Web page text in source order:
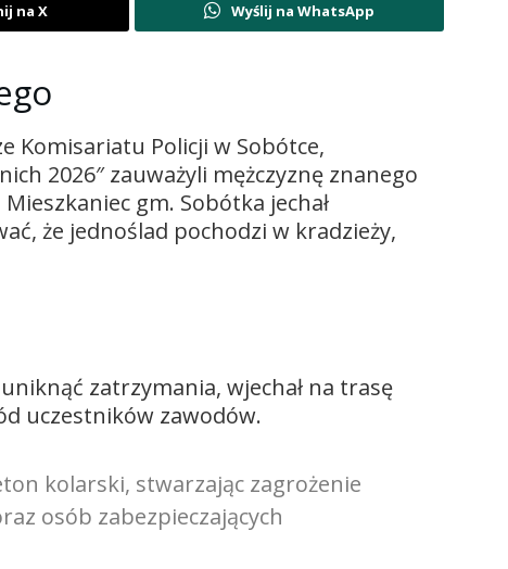
na X Wyślij na WhatsApp
Komisariatu Policji w Sobótce,
2026″ zauważyli mężczyznę znanego
gm. Sobótka jechał
że jednoślad pochodzi w kradzieży,
zatrzymania, wjechał na trasę
uczestników zawodów.
kolarski, stwarzając zagrożenie
osób zabezpieczających